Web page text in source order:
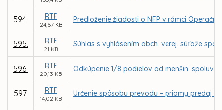
594. RTF
24,67 KB
Predloženie žiadosti o NFP v rámci
595. RTF
21 KB
Súhlas s vyhlásením obch. verej. súťaže
596. RTF
20,13 KB
Odkúpenie 1/8 podielov od menšin.
597. RTF
14,02 KB
Určenie spôsobu prevodu – priamy predaj